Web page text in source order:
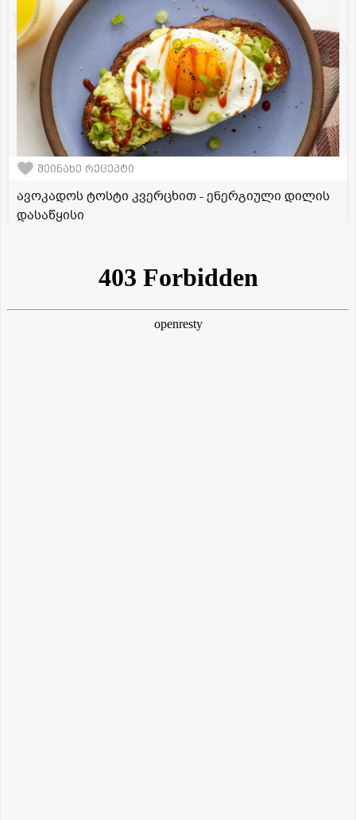
შეინახე რეცეპტი
ავოკადოს ტოსტი კვერცხით - ენერგიული დილის
დასაწყისი